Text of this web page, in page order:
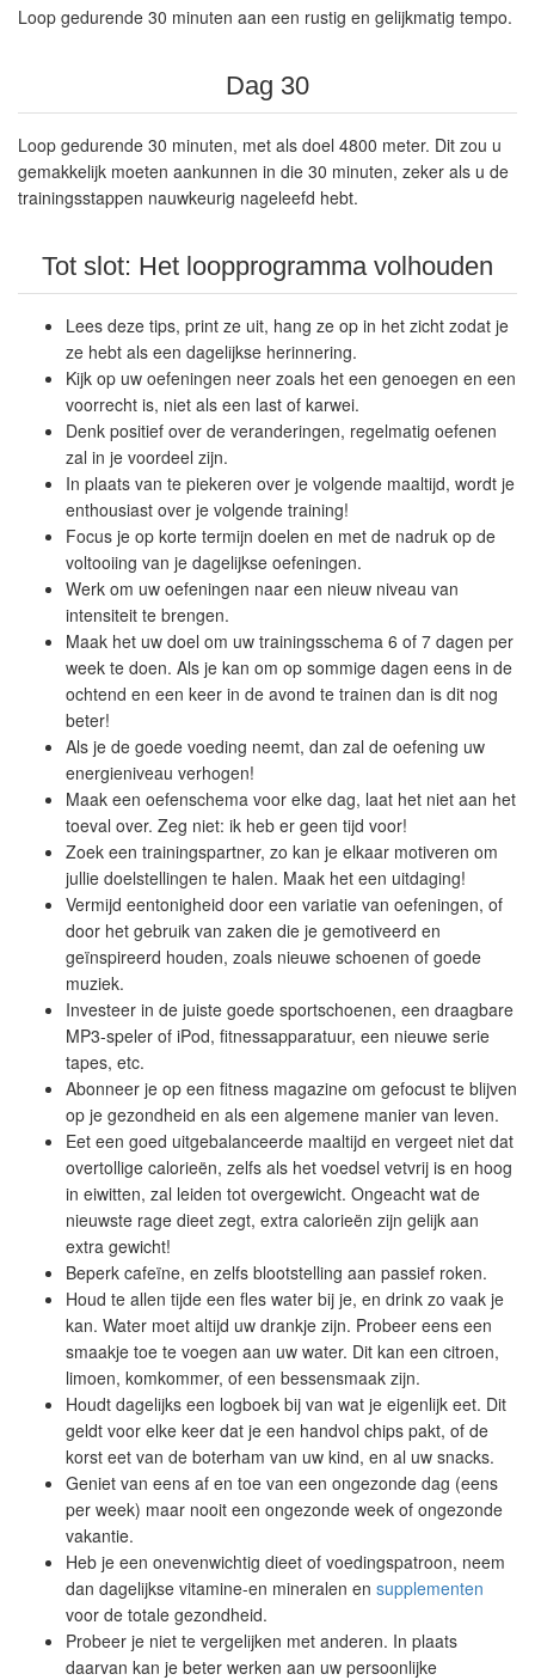
Loop gedurende 30 minuten aan een rustig en gelijkmatig tempo.
Dag 30
Loop gedurende 30 minuten, met als doel 4800 meter. Dit zou u
gemakkelijk moeten aankunnen in die 30 minuten, zeker als u de
trainingsstappen nauwkeurig nageleefd hebt.
Tot slot: Het loopprogramma volhouden
Lees deze tips, print ze uit, hang ze op in het zicht zodat je
ze hebt als een dagelijkse herinnering.
Kijk op uw oefeningen neer zoals het een genoegen en een
voorrecht is, niet als een last of karwei.
Denk positief over de veranderingen, regelmatig oefenen
zal in je voordeel zijn.
In plaats van te piekeren over je volgende maaltijd, wordt je
enthousiast over je volgende training!
Focus je op korte termijn doelen en met de nadruk op de
voltooiing van je dagelijkse oefeningen.
Werk om uw oefeningen naar een nieuw niveau van
intensiteit te brengen.
Maak het uw doel om uw trainingsschema 6 of 7 dagen per
week te doen. Als je kan om op sommige dagen eens in de
ochtend en een keer in de avond te trainen dan is dit nog
beter!
Als je de goede voeding neemt, dan zal de oefening uw
energieniveau verhogen!
Maak een oefenschema voor elke dag, laat het niet aan het
toeval over. Zeg niet: ik heb er geen tijd voor!
Zoek een trainingspartner, zo kan je elkaar motiveren om
jullie doelstellingen te halen. Maak het een uitdaging!
Vermijd eentonigheid door een variatie van oefeningen, of
door het gebruik van zaken die je gemotiveerd en
geïnspireerd houden, zoals nieuwe schoenen of goede
muziek.
Investeer in de juiste goede sportschoenen, een draagbare
MP3-speler of iPod, fitnessapparatuur, een nieuwe serie
tapes, etc.
Abonneer je op een fitness magazine om gefocust te blijven
op je gezondheid en als een algemene manier van leven.
Eet een goed uitgebalanceerde maaltijd en vergeet niet dat
overtollige calorieën, zelfs als het voedsel vetvrij is en hoog
in eiwitten, zal leiden tot overgewicht. Ongeacht wat de
nieuwste rage dieet zegt, extra calorieën zijn gelijk aan
extra gewicht!
Beperk cafeïne, en zelfs blootstelling aan passief roken.
Houd te allen tijde een fles water bij je, en drink zo vaak je
kan. Water moet altijd uw drankje zijn. Probeer eens een
smaakje toe te voegen aan uw water. Dit kan een citroen,
limoen, komkommer, of een bessensmaak zijn.
Houdt dagelijks een logboek bij van wat je eigenlijk eet. Dit
geldt voor elke keer dat je een handvol chips pakt, of de
korst eet van de boterham van uw kind, en al uw snacks.
Geniet van eens af en toe van een ongezonde dag (eens
per week) maar nooit een ongezonde week of ongezonde
vakantie.
Heb je een onevenwichtig dieet of voedingspatroon, neem
dan dagelijkse vitamine-en mineralen en supplementen
voor de totale gezondheid.
Probeer je niet te vergelijken met anderen. In plaats
daarvan kan je beter werken aan uw persoonlijke